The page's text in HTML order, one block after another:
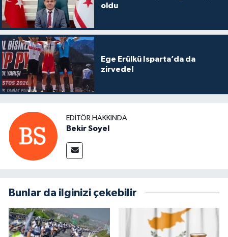
oldu
Ege Erülkü Isparta’da da
zirvede!
EDITÖR HAKKINDA
Bekir Soyel
Bunlar da ilginizi çekebilir